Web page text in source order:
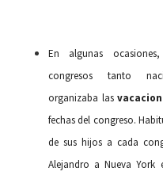
En algunas
congresos tanto
organizaba las
fechas del congreso.
de sus hijos a cada
Alejandro a Nueva York